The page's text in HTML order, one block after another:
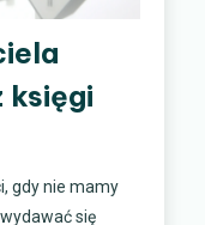
księgi
gdy nie mamy
się